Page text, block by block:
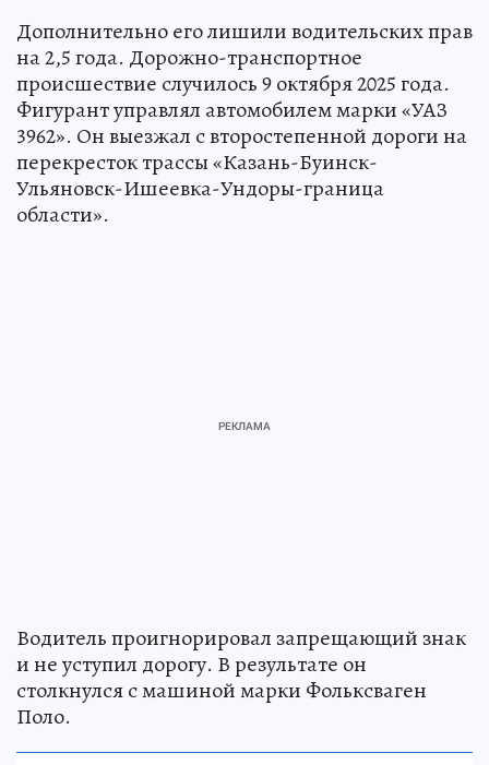
Дополнительно его лишили водительских прав
на 2,5 года. Дорожно-транспортное
происшествие случилось 9 октября 2025 года.
Фигурант управлял автомобилем марки «УАЗ
3962». Он выезжал с второстепенной дороги на
перекресток трассы «Казань-Буинск-
Ульяновск-Ишеевка-Ундоры-граница
области».
Водитель проигнорировал запрещающий знак
и не уступил дорогу. В результате он
столкнулся с машиной марки Фольксваген
Поло.